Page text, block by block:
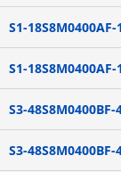
S1-18S8M0400AF-
S1-18S8M0400AF-
S3-48S8M0400BF-
S3-48S8M0400BF-